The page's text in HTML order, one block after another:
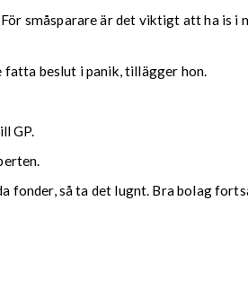
småsparare är det viktigt att ha is i
fatta beslut i panik, tillägger hon.
GP.
fonder, så ta det lugnt. Bra bolag